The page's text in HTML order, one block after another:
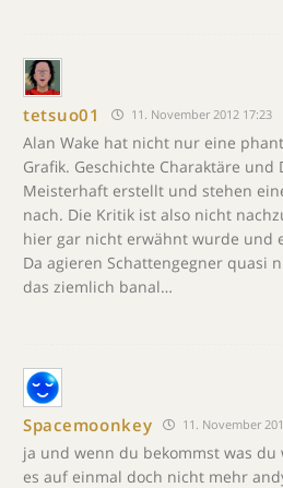
tetsuo01 11. November 2012 17:23
Alan Wake hat nicht nur eine
Grafik. Geschichte Charaktäre und
Meisterhaft erstellt und stehen
nach. Die Kritik ist also nicht
hier gar nicht erwähnt wurde und
Da agieren Schattengegner quasi
das ziemlich banal…
Spacemoonkey 11. November
ja und wenn du bekommst was
es auf einmal doch nicht mehr